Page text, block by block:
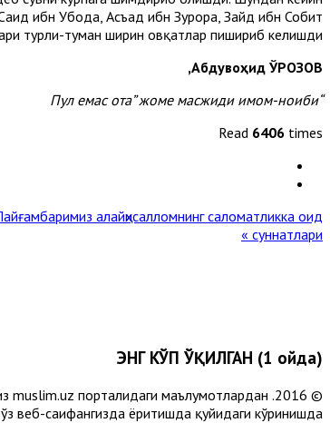
ибн Убода, Асъад ибн Зурора, Зайд ибн Собит
турли-туман ширин овқатлар пишириб келишди.
Абдувоҳид ЎРОЗОВ,
“Пул емас ота” жоме масжиди имом
-ноиби
Read 6406 times
алайҳисалломнинг саломатликка оид
суннатлари »
ЭНГ КЎП ЎҚИЛГАН (1 ойда)
muslim.uz порталидаги маълумотлардан
веб-саҳифангизда ёритишда қуйидаги кўринишда